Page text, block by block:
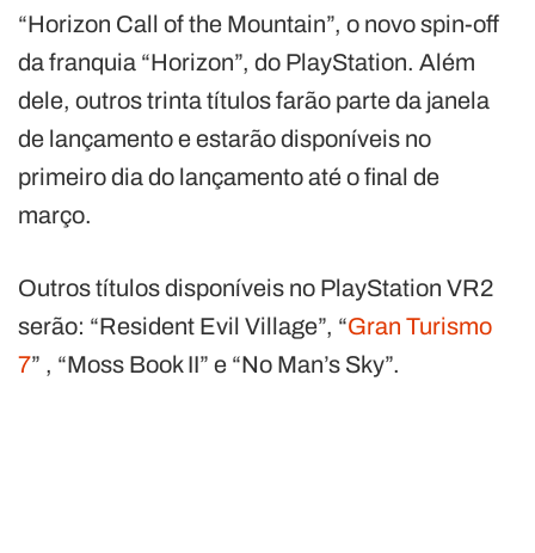
“Horizon Call of the Mountain”, o novo spin-off
da franquia “Horizon”, do PlayStation. Além
dele, outros trinta títulos farão parte da janela
de lançamento e estarão disponíveis no
primeiro dia do lançamento até o final de
março.
Outros títulos disponíveis no PlayStation VR2
serão: “Resident Evil Village”, “Gran Turismo
7” , “Moss Book II” e “No Man’s Sky”.